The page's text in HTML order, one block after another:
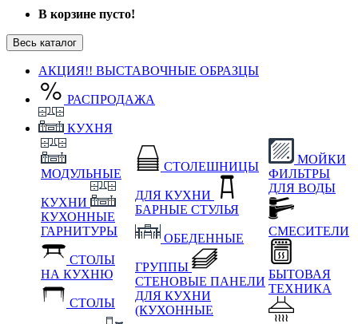
В корзине пусто!
Весь каталог
АКЦИЯ!! ВЫСТАВОЧНЫЕ ОБРАЗЦЫ
РАСПРОДАЖА
КУХНЯ
МОДУЛЬНЫЕ
КУХНИ
КУХОННЫЕ
ГАРНИТУРЫ
СТОЛЫ
НА КУХНЮ
СТОЛЫ
СТОЛЕШНИЦЫ
ДЛЯ КУХНИ
БАРНЫЕ СТУЛЬЯ
ОБЕДЕННЫЕ
ГРУППЫ
СТЕНОВЫЕ ПАНЕЛИ
ДЛЯ КУХНИ
(КУХОННЫЕ
МОЙКИ
ФИЛЬТРЫ
ДЛЯ ВОДЫ
СМЕСИТЕЛИ
БЫТОВАЯ
ТЕХНИКА